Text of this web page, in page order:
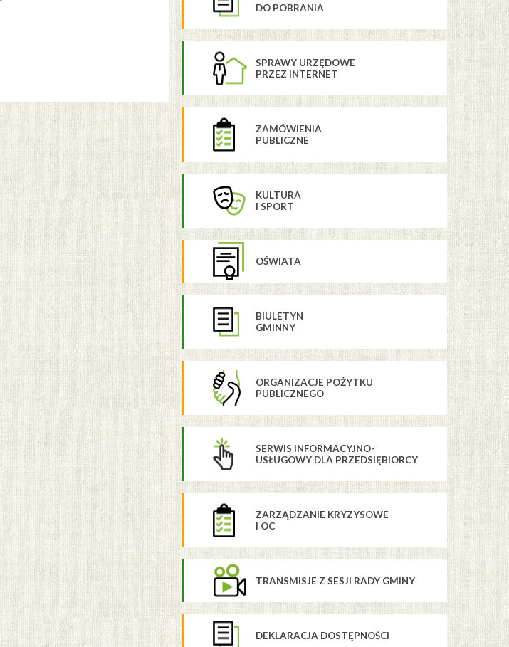
DO POBRANIA
SPRAWY URZĘDOWE
PRZEZ INTERNET
ZAMÓWIENIA
PUBLICZNE
KULTURA
I SPORT
OŚWIATA
BIULETYN
GMINNY
ORGANIZACJE POŻYTKU
PUBLICZNEGO
SERWIS INFORMACYJNO-
USŁUGOWY DLA PRZEDSIĘBIORCY
ZARZĄDZANIE KRYZYSOWE
I OC
TRANSMISJE Z SESJI RADY GMINY
DEKLARACJA DOSTĘPNOŚCI